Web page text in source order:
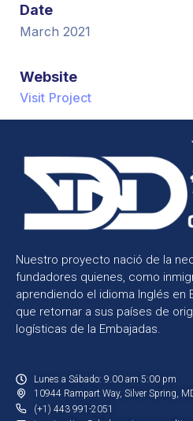
Date
March 2021
Website
Visit Project
Nuestro proyecto nació de la
fundadores quienes, como
aprendiendo el idioma Inglés en
que retornar a sus países de
logísticas de la Embajadas.
Lunes a Sábado: 9.00 am 5:00 pm
10944 Rampart Way, Silver Spring,
(+1) 443 991-2051